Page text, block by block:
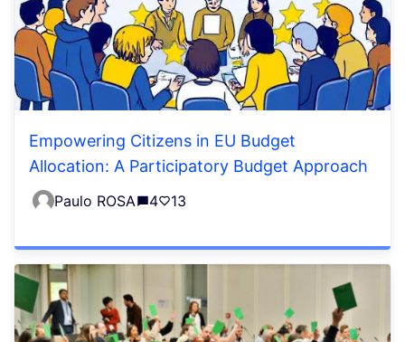
Empowering Citizens in EU Budget
Allocation: A Participatory Budget Approach
Paulo ROSA 4 13